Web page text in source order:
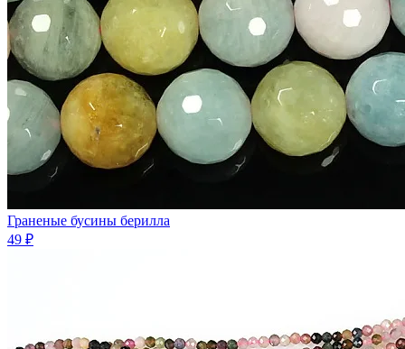
Граненые бусины берилла
49 ₽